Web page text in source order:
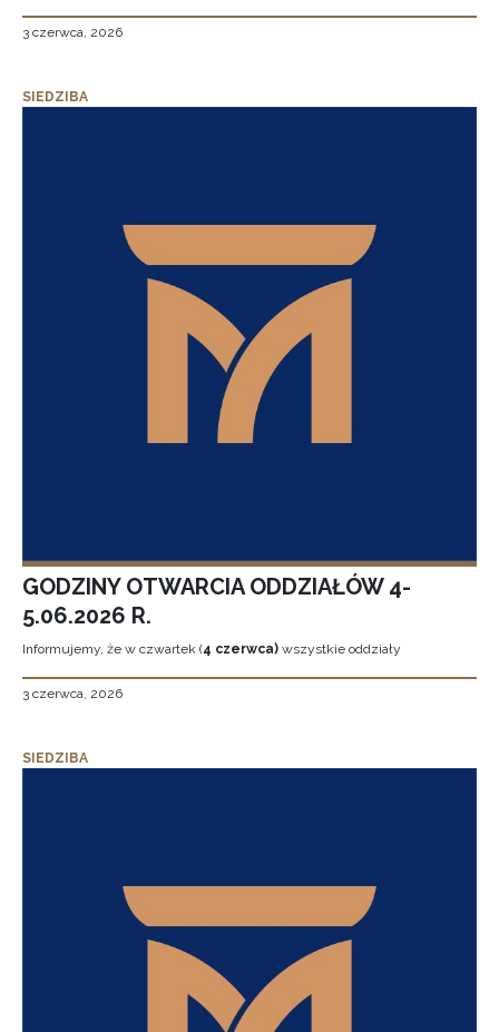
3 czerwca, 2026
SIEDZIBA
GODZINY OTWARCIA ODDZIAŁÓW 4-
5.06.2026 R.
Informujemy, że w czwartek (4 czerwca) wszystkie oddziały
3 czerwca, 2026
SIEDZIBA